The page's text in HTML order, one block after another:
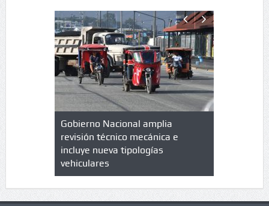
en
Gobierno Nacional amplia
revisión técnico mecánica e
incluye nueva tipologías
vehiculares